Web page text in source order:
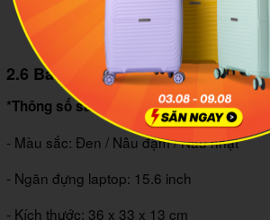
Kích thước balo Three Box oversize
đồ dùng mang đi làm, đi
2.6 Balo da unisex Three Box
*Thông số sản phẩm
- Màu sắc: Đen / Nâu đậm / Nâu nhạt
- Ngăn đựng laptop: 15.6 inch
- Kích thước: 36 x 33 x 13 cm